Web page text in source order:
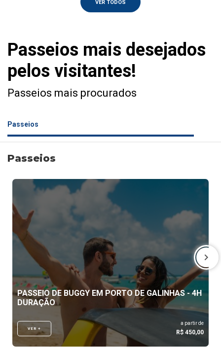
VER TODOS
Passeios mais desejados
pelos visitantes!
Passeios mais procurados
Passeios
Passeios
PASSEIO DE BUGGY EM PORTO DE GALINHAS - 4H
DURAÇÃO
VER +
a partir de
R$ 450,00
navigate_next